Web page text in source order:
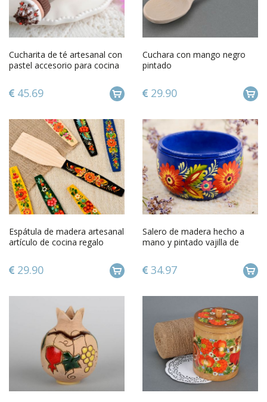
Cucharita de té artesanal con
pastel accesorio para cocina
45.69
Cuchara con mango negro
pintado
29.90
Espátula de madera artesanal
artículo de cocina regalo
29.90
Salero de madera hecho a
mano y pintado vajilla de
34.97